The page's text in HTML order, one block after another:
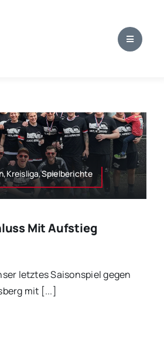
Mit Aufstieg
letztes Saisonspiel gegen
mit [...]